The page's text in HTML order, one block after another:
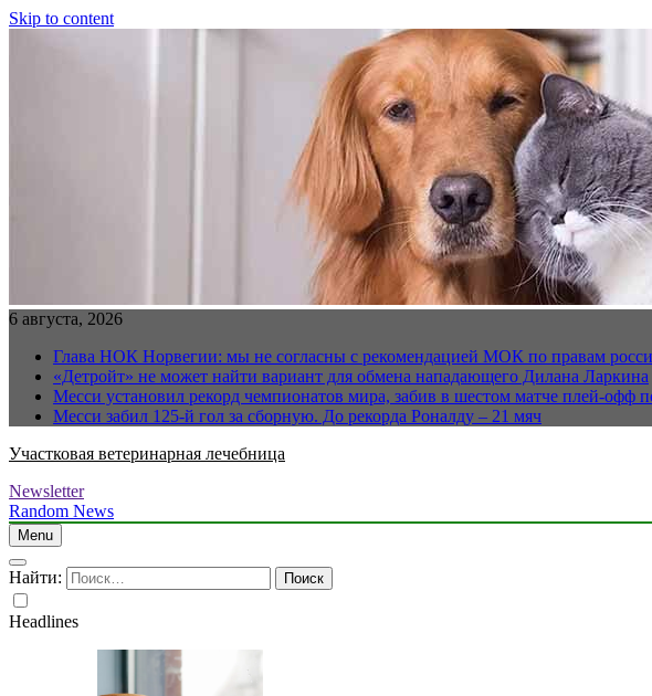
Skip to content
6 августа, 2026
Глава НОК Норвегии: мы не согласны с рекомендацией МОК по правам
«Детройт» не может найти вариант для обмена нападающего Дилана Ларкина
Месси установил рекорд чемпионатов мира, забив в шестом матче плей‑офф
Месси забил 125-й гол за сборную. До рекорда Роналду – 21 мяч
Участковая ветеринарная лечебница
Newsletter
Random News
Menu
Найти:
Headlines